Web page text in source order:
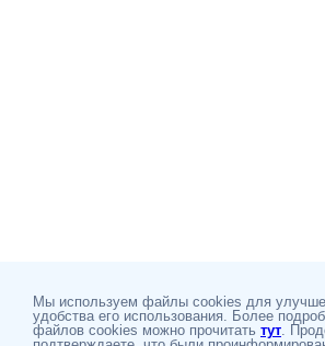
Мы используем файлы cookies для
удобства его использования. Более
файлов cookies можно прочитать тут.